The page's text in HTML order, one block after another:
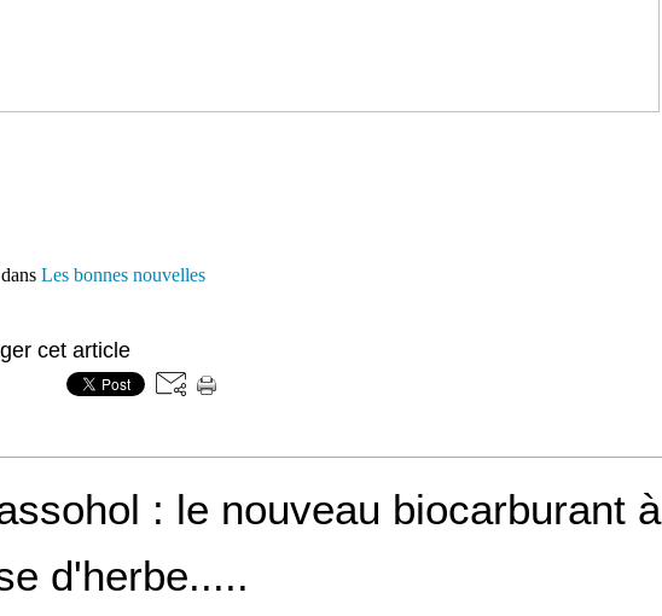
Les bonnes nouvelles
cet article
: le nouveau biocarburant à
d'herbe.....